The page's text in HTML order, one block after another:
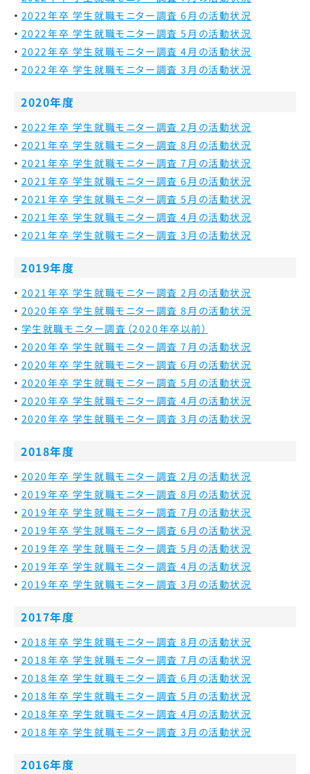
2022年卒 学生就職モニター調査 6月の活動状況
2022年卒 学生就職モニター調査 5月の活動状況
2022年卒 学生就職モニター調査 4月の活動状況
2022年卒 学生就職モニター調査 3月の活動状況
2020年度
2022年卒 学生就職モニター調査 2月の活動状況
2021年卒 学生就職モニター調査 8月の活動状況
2021年卒 学生就職モニター調査 7月の活動状況
2021年卒 学生就職モニター調査 6月の活動状況
2021年卒 学生就職モニター調査 5月の活動状況
2021年卒 学生就職モニター調査 4月の活動状況
2021年卒 学生就職モニター調査 3月の活動状況
2019年度
2021年卒 学生就職モニター調査 2月の活動状況
2020年卒 学生就職モニター調査 8月の活動状況
学生就職モニター調査（2020年卒以前）
2020年卒 学生就職モニター調査 7月の活動状況
2020年卒 学生就職モニター調査 6月の活動状況
2020年卒 学生就職モニター調査 5月の活動状況
2020年卒 学生就職モニター調査 4月の活動状況
2020年卒 学生就職モニター調査 3月の活動状況
2018年度
2020年卒 学生就職モニター調査 2月の活動状況
2019年卒 学生就職モニター調査 8月の活動状況
2019年卒 学生就職モニター調査 7月の活動状況
2019年卒 学生就職モニター調査 6月の活動状況
2019年卒 学生就職モニター調査 5月の活動状況
2019年卒 学生就職モニター調査 4月の活動状況
2019年卒 学生就職モニター調査 3月の活動状況
2017年度
2018年卒 学生就職モニター調査 8月の活動状況
2018年卒 学生就職モニター調査 7月の活動状況
2018年卒 学生就職モニター調査 6月の活動状況
2018年卒 学生就職モニター調査 5月の活動状況
2018年卒 学生就職モニター調査 4月の活動状況
2018年卒 学生就職モニター調査 3月の活動状況
2016年度